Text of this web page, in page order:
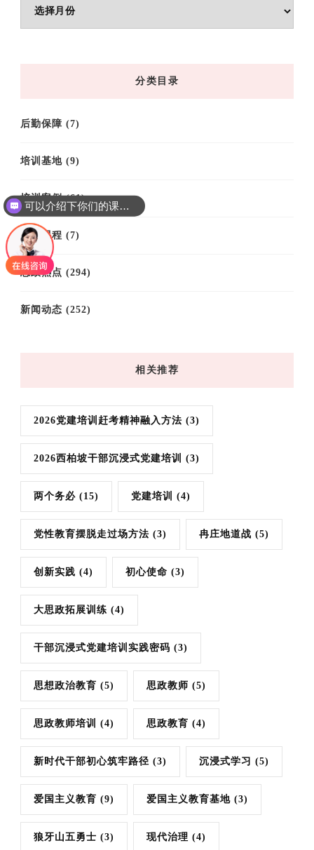
章
分类目录
后勤保障 (7)
培训基地 (9)
培训案例(61)
培训课程 (7)
思政热点 (294)
新闻动态 (252)
相关推荐
2026党建培训赶考精神融入方法 (3)
2026西柏坡干部沉浸式党建培训 (3)
两个务必 (15) 党建培训 (4)
党性教育摆脱走过场方法 (3) 冉庄地道战 (5)
创新实践 (4) 初心使命 (3)
大思政拓展训练 (4)
干部沉浸式党建培训实践密码 (3)
思想政治教育 (5) 思政教师 (5)
思政教师培训 (4) 思政教育 (4)
新时代干部初心筑牢路径 (3) 沉浸式学习 (5)
爱国主义教育 (9) 爱国主义教育基地 (3)
狼牙山五勇士 (3) 现代治理 (4)
可以介绍下你们的课程吗？